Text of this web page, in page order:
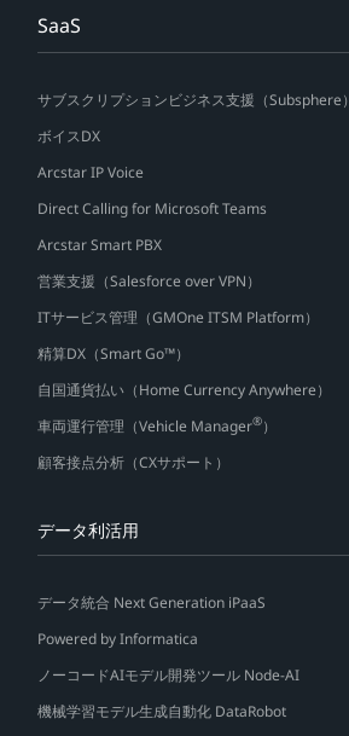
SaaS
サブスクリプションビジネス支援（Subsphere）
ボイスDX
Arcstar IP Voice
Direct Calling for Microsoft Teams
Arcstar Smart PBX
営業支援（Salesforce over VPN）
ITサービス管理（GMOne ITSM Platform）
精算DX（Smart Go™）
自国通貨払い（Home Currency Anywhere）
車両運行管理（Vehicle Manager®）
顧客接点分析（CXサポート）
データ利活用
データ統合 Next Generation iPaaS
Powered by Informatica
ノーコードAIモデル開発ツール Node-AI
機械学習モデル生成自動化 DataRobot